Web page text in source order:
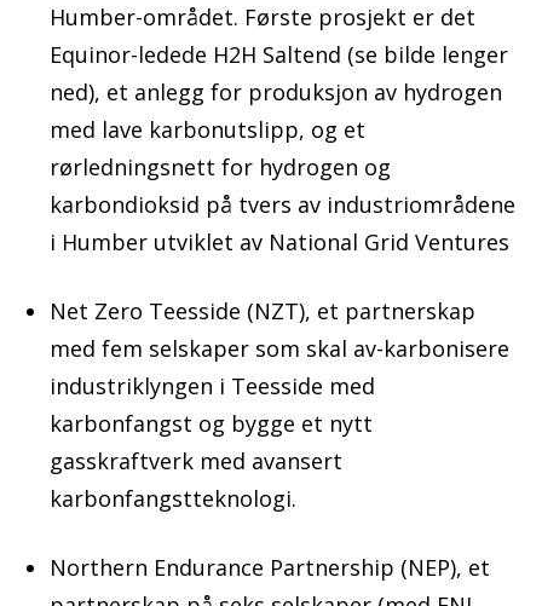
Humber-området. Første prosjekt er det
Equinor-ledede H2H Saltend (se bilde lenger
ned), et anlegg for produksjon av hydrogen
med lave karbonutslipp, og et
rørledningsnett for hydrogen og
karbondioksid på tvers av industriområdene
i Humber utviklet av National Grid Ventures
Net Zero Teesside (NZT), et partnerskap
med fem selskaper som skal av-karbonisere
industriklyngen i Teesside med
karbonfangst og bygge et nytt
gasskraftverk med avansert
karbonfangstteknologi.
Northern Endurance Partnership (NEP), et